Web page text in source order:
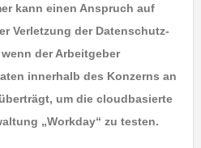
kann einen Anspruch auf
Verletzung der Datenschutz-
der Arbeitgeber
innerhalb des Konzerns an
um die cloudbasierte
„Workday“ zu testen.